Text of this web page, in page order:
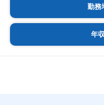
勤務
年